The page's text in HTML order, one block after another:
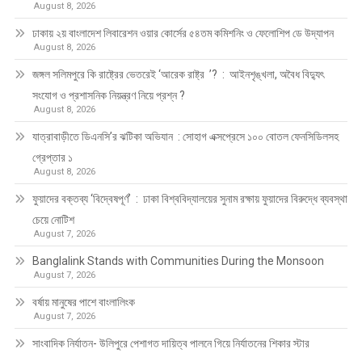
August 8, 2026
ঢাকায় ২য় বাংলাদেশ লিবারেশন ওয়ার কোর্সের ৫৪তম কমিশনিং ও ফেলোশিপ ডে উদ্‌যাপন
August 8, 2026
জঙ্গল সলিমপুরে কি রাষ্ট্রের ভেতরেই ‘আরেক রাষ্ট্র ’? : আইনশৃঙ্খলা, অবৈধ বিদ্যুৎ
সংযোগ ও প্রশাসনিক নিয়ন্ত্রণ নিয়ে প্রশ্ন ?
August 8, 2026
যাত্রাবাড়ীতে ডিএনসি’র ঝটিকা অভিযান : সোহাগ এক্সপ্রেসে ১০০ বোতল ফেনসিডিলসহ
গ্রেপ্তার ১
August 8, 2026
ফুয়াদের বক্তব্য ‘বিদ্বেষপূর্ণ’ : ঢাকা বিশ্ববিদ্যালয়ের সুনাম রক্ষায় ফুয়াদের বিরুদ্ধে ব্যবস্থা
চেয়ে নোটিশ
August 7, 2026
Banglalink Stands with Communities During the Monsoon
August 7, 2026
বর্ষায় মানুষের পাশে বাংলালিংক
August 7, 2026
সাংবাদিক নির্যাতন- উলিপুরে পেশাগত দায়িত্ব পালনে গিয়ে নির্যাতনের শিকার স্টার